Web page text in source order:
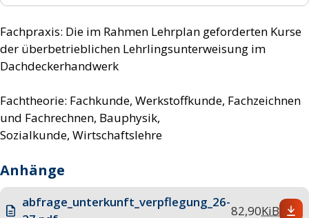
Fachpraxis: Die im Rahmen Lehrplan geforderten Kurse
der überbetrieblichen Lehrlingsunterweisung im
Dachdeckerhandwerk
Fachtheorie: Fachkunde, Werkstoffkunde, Fachzeichnen
und Fachrechnen, Bauphysik,
Sozialkunde, Wirtschaftslehre
Anhänge
abfrage_unterkunft_verpflegung_26-
82,90KiB